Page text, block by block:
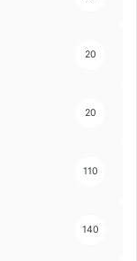
20
20
110
140